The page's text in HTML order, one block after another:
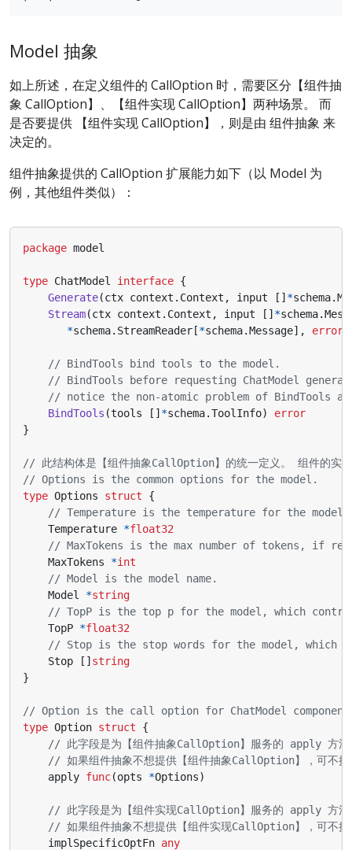
Model 抽象
如上所述，在定义组件的 CallOption 时，需要区分【组件抽
象 CallOption】、【组件实现 CallOption】两种场景。 而
是否要提供 【组件实现 CallOption】，则是由 组件抽象 来
决定的。
组件抽象提供的 CallOption 扩展能力如下（以 Model 为
例，其他组件类似）：
package model
type ChatModel interface {
Generate(ctx context . Context , input [] *schema.
Stream(ctx context . Context , input [] *schema.
*schema. StreamReader [*schema.Message], error
// BindTools bind tools to the model.
// BindTools before requesting ChatModel
// notice the non-atomic problem of BindTools
BindTools (tools [] *schema.ToolInfo)
error
}
// 此结构体是【组件抽象CallOption】的统一定义。 组件的实
// Options is the common options for the model.
type Options struct
{
// Temperature is the temperature for the
Temperature *float32
// MaxTokens is the max number of tokens, if
MaxTokens
*int
// Model is the model name.
Model
*string
// TopP is the top p for the model, which
TopP *float32
// Stop is the stop words for the model, which
Stop
[] string
}
// Option is the call option for ChatModel
type Option struct
{
// 此字段是为【组件抽象CallOption】服务的 apply 方
// 如果组件抽象不想提供【组件抽象CallOption】，可不
apply func(opts *Options)
// 此字段是为【组件实现CallOption】服务的 apply 方
// 如果组件抽象不想提供【组件实现CallOption】，可
implSpecificOptFn any